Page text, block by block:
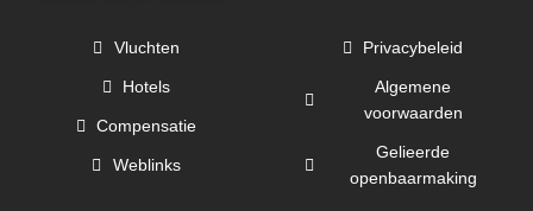
Vluchten
Hotels
Compensatie
Weblinks
Privacybeleid
Algemene
voorwaarden
Gelieerde
openbaarmaking